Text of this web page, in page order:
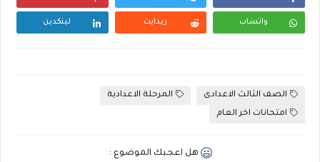
واتساب ريدايت لينكدين
الصف الثالث الاعدادى
المرحلة الاعدادية
امتحانات اخر العام
هل اعجبك الموضوع :